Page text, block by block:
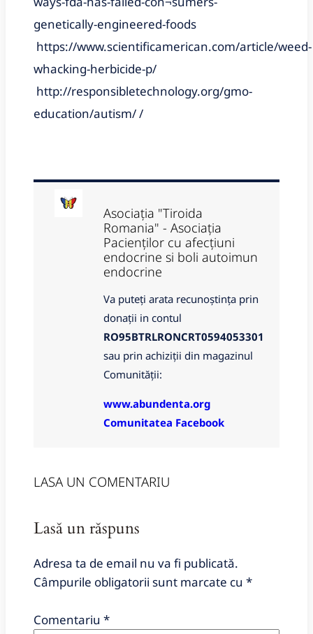
genetically-engineered-foods
https://www.scientificamerican.com/article/weed-
whacking-herbicide-p/
http://responsibletechnology.org/gmo-
education/autism/ /
Asociația "Tiroida
Romania" - Asociația
Pacienților cu afecțiuni
endocrine si boli autoimun
endocrine
Va puteți arata recunoștința prin
donații in contul
RO95BTRLRONCRT0594053301
sau prin achiziții din magazinul
Comunității:
www.abundenta.org
Comunitatea Facebook
LASA UN COMENTARIU
Lasă un răspuns
Adresa ta de email nu va fi publicată.
Câmpurile obligatorii sunt marcate cu *
Comentariu *